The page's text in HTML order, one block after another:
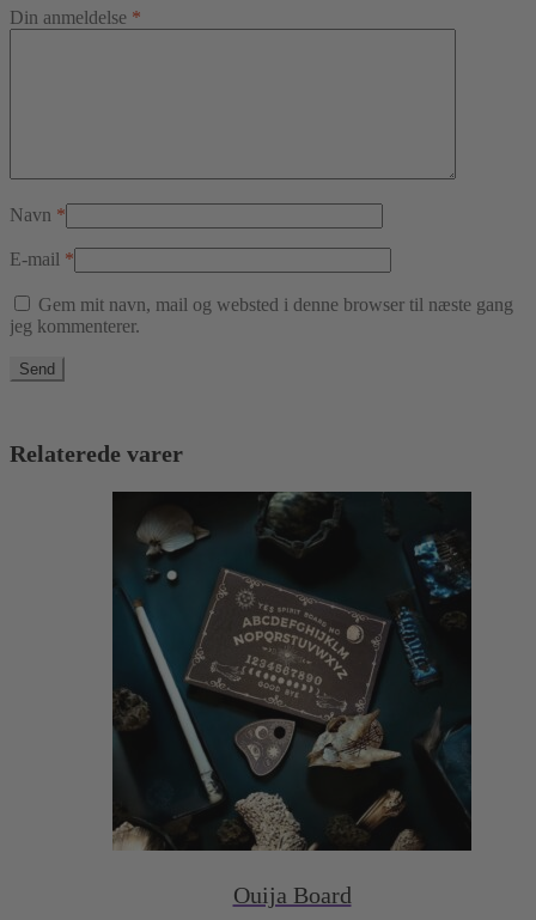
Din anmeldelse *
Navn *
E-mail *
Gem mit navn, mail og websted i denne browser til næste gang
jeg kommenterer.
Relaterede varer
Ouija Board